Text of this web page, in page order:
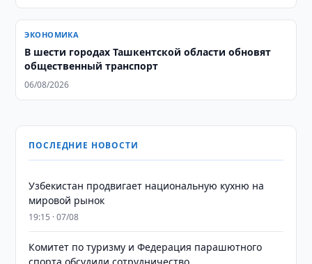
ЭКОНОМИКА
В шести городах Ташкентской области обновят
общественный транспорт
06/08/2026
ПОСЛЕДНИЕ НОВОСТИ
Узбекистан продвигает национальную кухню на
мировой рынок
19:15 · 07/08
Комитет по туризму и Федерация парашютного